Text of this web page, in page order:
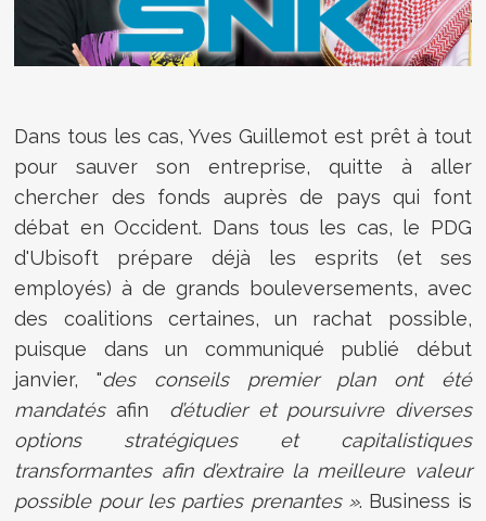
Dans tous les cas, Yves Guillemot est prêt à tout
pour sauver son entreprise, quitte à aller
chercher des fonds auprès de pays qui font
débat en Occident. Dans tous les cas, le PDG
d'Ubisoft prépare déjà les esprits (et ses
employés) à de grands bouleversements, avec
des coalitions certaines, un rachat possible,
puisque dans un communiqué publié début
janvier, "des conseils premier plan
ont été
mandatés afin d’étudier et poursuivre diverses
options stratégiques et capitalistiques
transformantes afin d’extraire la meilleure valeur
possible pour les parties prenantes ». Business is